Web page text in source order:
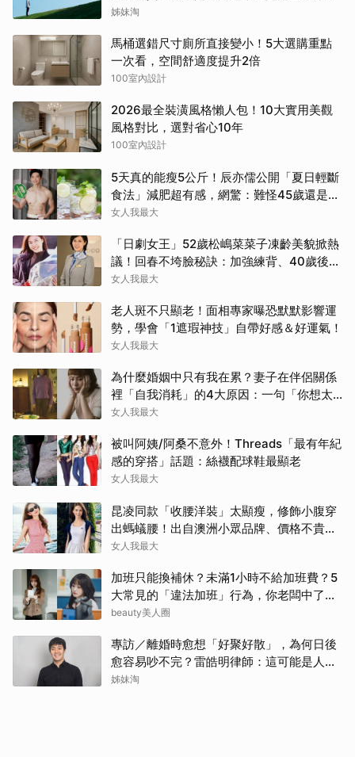
同
姊妹淘
馬桶選錯尺寸廁所直接變小！5大選購重點
一次看，空間舒適度提升2倍
100室內設計
2026最全裝潢風格懶人包！10大實用美觀
風格對比，選對省心10年
100室內設計
5天真的能瘦5公斤！辰亦儒公開「夏日輕斷
食法」減肥超有感，網驚：難怪45歲還是男
神
女人我最大
「日劇女王」52歲松嶋菜菜子凍齡美貌掀熱
議！回春不垮臉秘訣：加強練背、40歲後飲
食是關鍵！
女人我最大
老人斑不只顯老！面相專家曝恐默默影響運
勢，學會「1遮瑕神技」自帶好感＆好運氣！
女人我最大
為什麼婚姻中只有我在累？妻子在伴侶關係
裡「自我消耗」的4大原因：一句「你想太
多」讓人無奈
女人我最大
被叫阿姨/阿桑不意外！Threads「最有年紀
感的穿搭」話題：絲襪配球鞋最顯老
女人我最大
昆凌同款「收腰洋裝」太顯瘦，修飾小腹穿
出螞蟻腰！出自澳洲小眾品牌、價格不貴還
寄台灣
女人我最大
加班只能換補休？未滿1小時不給加班費？5
大常見的「違法加班」行為，你老闆中了幾
項？
beauty美人圈
專訪／離婚時愈想「好聚好散」，為何日後
愈容易吵不完？雷皓明律師：這可能是人生
最貴的一份協議書
姊妹淘